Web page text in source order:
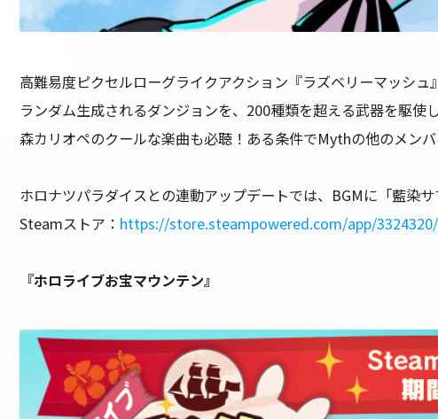
高難易度ピクセルローグライクアクション『ラズベリーマッシ
ランダム生成されるダンジョンを、200種類を超える武器を駆使
森カリオペのクールな楽曲も必聴！ある条件でMythの他のメン
ホロナツパラダイスとの連動アップデートでは、BGMに「藍染
Steamストア： https://store.steampowered.com/app/3324320/
『ホロライブお宝マウンテン』